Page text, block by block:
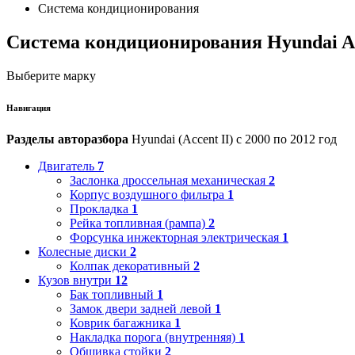
Система кондиционирования
Система кондиционирования Hyundai
Выберите марку
Навигация
Разделы авторазбора Hyundai (Accent II) с 2000 по 2012 год
Двигатель 7
Заслонка дроссельная механическая 2
Корпус воздушного фильтра 1
Прокладка 1
Рейка топливная (рампа) 2
Форсунка инжекторная электрическая 1
Колесные диски 2
Колпак декоративный 2
Кузов внутри 12
Бак топливный 1
Замок двери задней левой 1
Коврик багажника 1
Накладка порога (внутренняя) 1
Обшивка стойки 2